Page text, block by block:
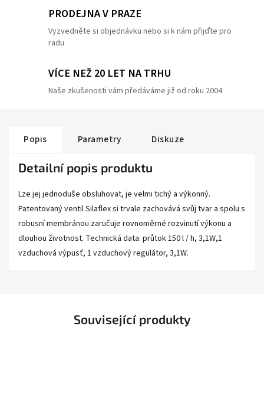
PRODEJNA V PRAZE
Vyzvedněte si objednávku nebo si k nám přijďte pro
radu
VÍCE NEŽ 20 LET NA TRHU
Naše zkušenosti vám předáváme již od roku 2004
Popis Parametry Diskuze
Detailní popis produktu
Lze jej jednoduše obsluhovat, je velmi tichý a výkonný.
Patentovaný ventil Silaflex si trvale zachovává svůj tvar a spolu s
robusní membránou zaručuje rovnoměrné rozvinutí výkonu a
dlouhou životnost. Technická data: průtok 150 l / h, 3,1W,1
vzduchová výpusť, 1 vzduchový regulátor, 3,1W.
Související produkty